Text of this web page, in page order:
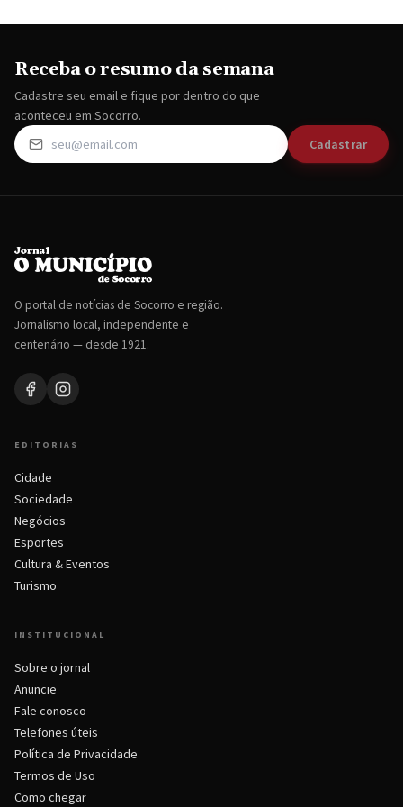
Receba o resumo da semana
Cadastre seu email e fique por dentro do que
aconteceu em Socorro.
Cadastrar
O portal de notícias de Socorro e região.
Jornalismo local, independente e
centenário — desde 1921.
EDITORIAS
Cidade
Sociedade
Negócios
Esportes
Cultura & Eventos
Turismo
INSTITUCIONAL
Sobre o jornal
Anuncie
Fale conosco
Telefones úteis
Política de Privacidade
Termos de Uso
Como chegar